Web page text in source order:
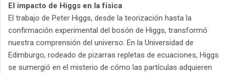
El impacto de Higgs en la física
El trabajo de Peter Higgs, desde la teorización hasta la
confirmación experimental del bosón de Higgs, transformó
nuestra comprensión del universo. En la Universidad de
Edimburgo, rodeado de pizarras repletas de ecuaciones, Higgs
se sumergió en el misterio de cómo las partículas adquieren